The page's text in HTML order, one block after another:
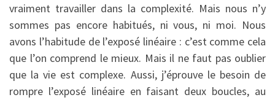
vraiment travailler dans la complexité. Mais nous n’y
sommes pas encore habitués, ni vous, ni moi. Nous
avons l’habitude de l’exposé linéaire : c’est comme cela
que l’on comprend le mieux. Mais il ne faut pas oublier
que la vie est complexe. Aussi, j’éprouve le besoin de
rompre l’exposé linéaire en faisant deux boucles, au